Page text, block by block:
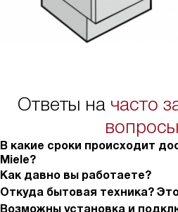
Ответы на часто
вопросы
В какие сроки происходит
Miele?
Как давно вы работаете?
Откуда бытовая техника?
Возможны установка и